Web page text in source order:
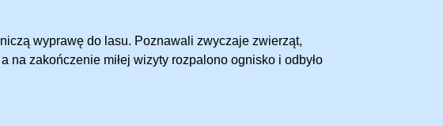
wyprawę do lasu. Poznawali zwyczaje zwierząt,
na zakończenie miłej wizyty rozpalono ognisko i odbyło